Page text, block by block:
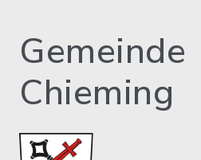
Gemeinde
Chieming